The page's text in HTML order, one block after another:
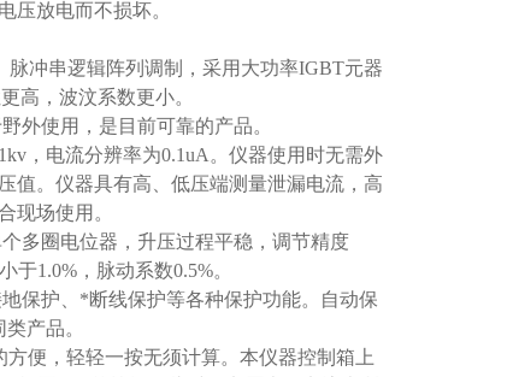
压放电而不损坏。
冲串逻辑阵列调制，采用大功率IGBT元器
高，波汶系数更小。
外使用，是目前可靠的产品。
，电流分辨率为0.1uA。仪器使用时无需外
值。仪器具有高、低压端测量泄漏电流，高
现场使用。
多圈电位器，升压过程平稳，调节精度
于1.0%，脉动系数0.5%。
保护、*断线保护等各种保护功能。自动保
类产品。
便，轻轻一按无须计算。本仪器控制箱上